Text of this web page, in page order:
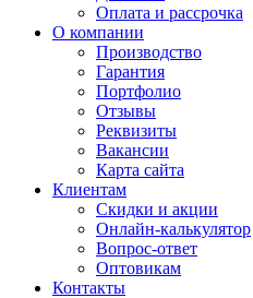
Оплата и рассрочка
О компании
Производство
Гарантия
Портфолио
Отзывы
Реквизиты
Вакансии
Карта сайта
Клиентам
Скидки и акции
Онлайн-калькулятор
Вопрос-ответ
Оптовикам
Контакты